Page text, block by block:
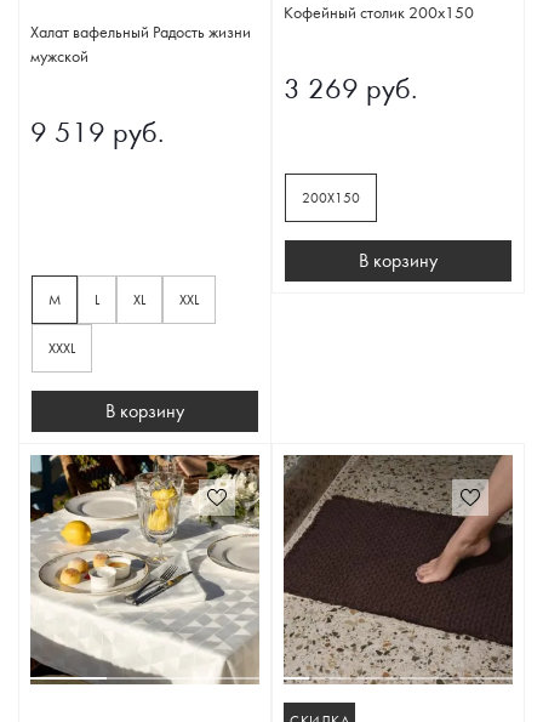
Халат вафельный Радость жизни
мужской
9 519 руб.
M L XL XXL
XXXL
В корзину
Кофейный столик 200х150
3 269 руб.
200Х150
В корзину